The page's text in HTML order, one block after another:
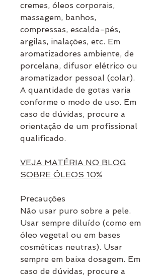
cremes, óleos corporais,
massagem, banhos,
compressas, escalda-pés,
argilas, inalações, etc. Em
aromatizadores ambiente, de
porcelana, difusor elétrico ou
aromatizador pessoal (colar).
A quantidade de gotas varia
conforme o modo de uso. Em
caso de dúvidas, procure a
orientação de um profissional
qualificado.
VEJA MATÉRIA NO BLOG
SOBRE ÓLEOS 10%
Precauções
Não usar puro sobre a pele.
Usar sempre diluído (como em
óleo vegetal ou em bases
cosméticas neutras). Usar
sempre em baixa dosagem. Em
caso de dúvidas, procure a